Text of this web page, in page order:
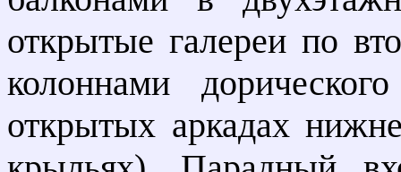
открытые галереи по
колоннами
открытых аркадах